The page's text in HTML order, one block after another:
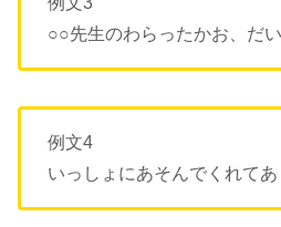
○○先生のわらったかお、だい
例文4
いっしょにあそんでくれてあ